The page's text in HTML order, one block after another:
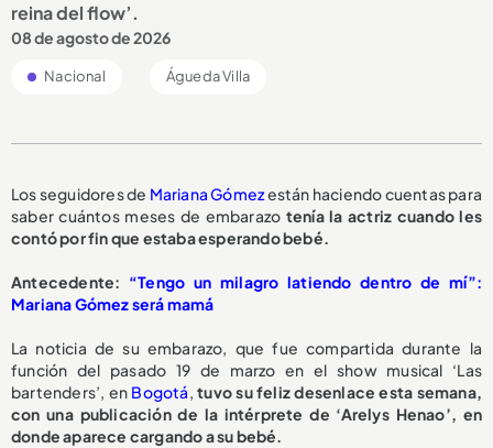
reina del flow’.
08 de agosto de 2026
Nacional Águeda Villa
Los seguidores de Mariana Gómezestán haciendo cuentas para
saber cuántos meses de embarazo tenía la actriz cuando les
contó por fin que estaba esperando bebé.
Antecedente: “Tengo un milagro latiendo dentro de mí”:
Mariana Gómez será mamá
La noticia de su embarazo, que fue compartida durante la
función del pasado 19 de marzo en el show musical ‘Las
bartenders’, en Bogotá,tuvo su feliz desenlace esta semana,
con una publicación de la intérprete de ‘Arelys Henao’, en
donde aparece cargando a su bebé.